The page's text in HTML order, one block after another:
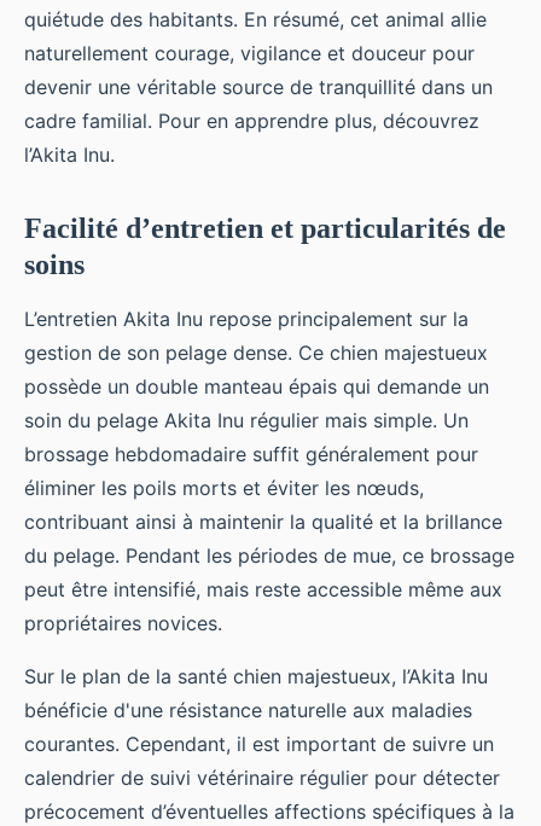
quiétude des habitants. En résumé, cet animal allie
naturellement courage, vigilance et douceur pour
devenir une véritable source de tranquillité dans un
cadre familial. Pour en apprendre plus, découvrez
l’Akita Inu.
Facilité d’entretien et particularités de
soins
L’entretien Akita Inu repose principalement sur la
gestion de son pelage dense. Ce chien majestueux
possède un double manteau épais qui demande un
soin du pelage Akita Inu régulier mais simple. Un
brossage hebdomadaire suffit généralement pour
éliminer les poils morts et éviter les nœuds,
contribuant ainsi à maintenir la qualité et la brillance
du pelage. Pendant les périodes de mue, ce brossage
peut être intensifié, mais reste accessible même aux
propriétaires novices.
Sur le plan de la santé chien majestueux, l’Akita Inu
bénéficie d'une résistance naturelle aux maladies
courantes. Cependant, il est important de suivre un
calendrier de suivi vétérinaire régulier pour détecter
précocement d’éventuelles affections spécifiques à la